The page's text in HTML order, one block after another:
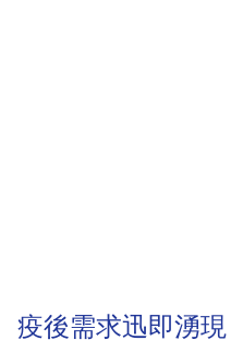
疫後需求迅即湧現